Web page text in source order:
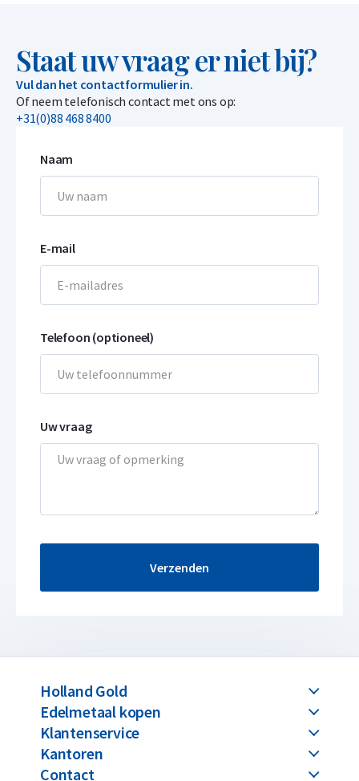
Staat uw vraag er niet bij?
Vul dan het contactformulier in.
Of neem telefonisch contact met ons op:
+31(0)88 468 8400
Naam
E-mail
Telefoon (optioneel)
Uw vraag
Verzenden
Holland Gold
Edelmetaal kopen
Klantenservice
Kantoren
Contact